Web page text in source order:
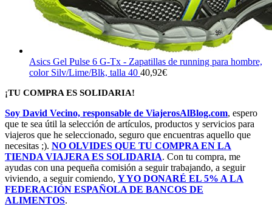
Asics Gel Pulse 6 G-Tx - Zapatillas de running para hombre,
color Silv/Lime/Blk, talla 40 40,92€
¡TU COMPRA ES SOLIDARIA!
Soy David Vecino, responsable de ViajerosAlBlog.com, espero
que te sea útil la selección de artículos, productos y servicios para
viajeros que he seleccionado, seguro que encuentras aquello que
necesitas ;). NO OLVIDES QUE TU COMPRA EN LA
TIENDA VIAJERA ES SOLIDARIA. Con tu compra, me
ayudas con una pequeña comisión a seguir trabajando, a seguir
viviendo, a seguir comiendo, Y YO DONARÉ EL 5% A LA
FEDERACIÓN ESPAÑOLA DE BANCOS DE
ALIMENTOS.